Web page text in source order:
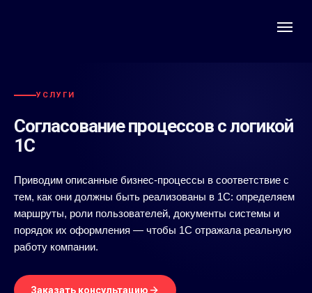
УСЛУГИ
Согласование процессов с логикой
1С
Приводим описанные бизнес-процессы в соответствие с
тем, как они должны быть реализованы в 1С: определяем
маршруты, роли пользователей, документы системы и
порядок их оформления — чтобы 1С отражала реальную
работу компании.
Заказать консультацию